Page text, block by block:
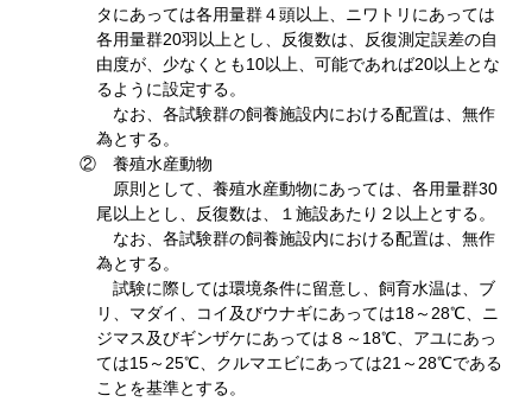
タにあっては各用量群４頭以上、ニワトリにあっては
各用量群20羽以上とし、反復数は、反復測定誤差の自
由度が、少なくとも10以上、可能であれば20以上とな
るように設定する。
なお、各試験群の飼養施設内における配置は、無作
為とする。
② 養殖水産動物
原則として、養殖水産動物にあっては、各用量群30
尾以上とし、反復数は、１施設あたり２以上とする。
なお、各試験群の飼養施設内における配置は、無作
為とする。
試験に際しては環境条件に留意し、飼育水温は、ブ
リ、マダイ、コイ及びウナギにあっては18～28℃、ニ
ジマス及びギンザケにあっては８～18℃、アユにあっ
ては15～25℃、クルマエビにあっては21～28℃である
ことを基準とする。